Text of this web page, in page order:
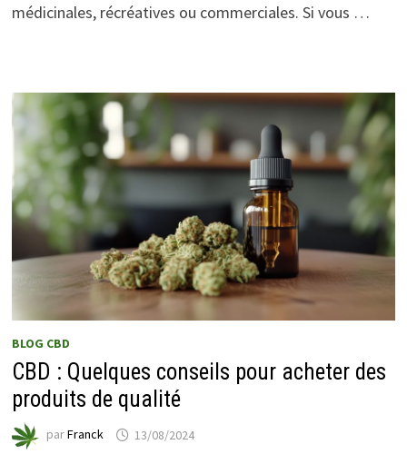
médicinales, récréatives ou commerciales. Si vous …
BLOG CBD
CBD : Quelques conseils pour acheter des
produits de qualité
parFranck 13/08/2024